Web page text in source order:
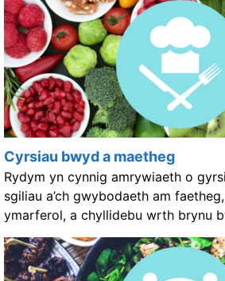
Cyrsiau bwyd a maetheg
Rydym yn cynnig amrywiaeth o
sgiliau a’ch gwybodaeth am
ymarferol, a chyllidebu wrth brynu